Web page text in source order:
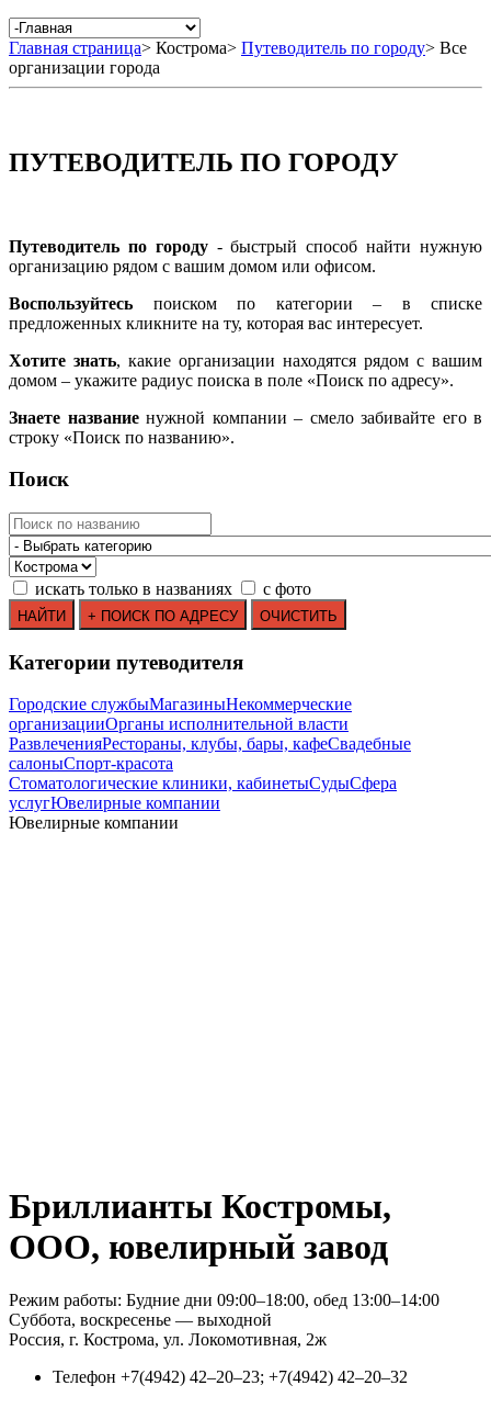
Главная страница> Кострома> Путеводитель по городу> Все
организации города
ПУТЕВОДИТЕЛЬ ПО ГОРОДУ
Путеводитель по городу- быстрый способ найти нужную
организацию рядом с вашим домом или офисом.
Воспользуйтесь поиском по категории – в списке
предложенных кликните на ту, которая вас интересует.
Хотите знать, какие организации находятся рядом с вашим
домом – укажите радиус поиска в поле «Поиск по адресу».
Знаете названиенужной компании – смело забивайте его в
строку «Поиск по названию».
Поиск
искать только в названиях с фото
Категории путеводителя
Городские службыМагазиныНекоммерческие
организацииОрганы исполнительной власти
РазвлеченияРестораны, клубы, бары, кафеСвадебные
салоныСпорт-красота
Стоматологические клиники, кабинетыСудыСфера
услугЮвелирные компании
Ювелирные компании
Бриллианты Костромы,
ООО, ювелирный завод
Режим работы: Будние дни 09:00–18:00, обед 13:00–14:00
Суббота, воскресенье — выходной
Россия, г. Кострома, ул. Локомотивная, 2ж
Телефон +7(4942) 42‒20‒23; +7(4942) 42‒20‒32